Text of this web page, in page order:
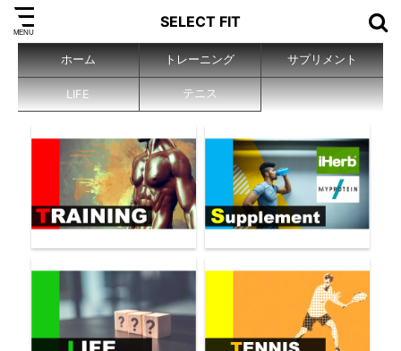
SELECT FIT
ホーム トレーニング サプリメント
LIFE テニス